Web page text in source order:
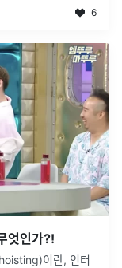
6
인가?!